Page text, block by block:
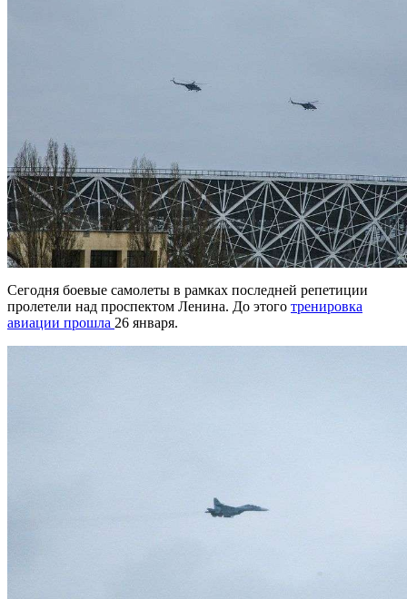
Сегодня боевые самолеты в рамках последней репетиции
пролетели над проспектом Ленина. До этого тренировка
авиации прошла 26 января.